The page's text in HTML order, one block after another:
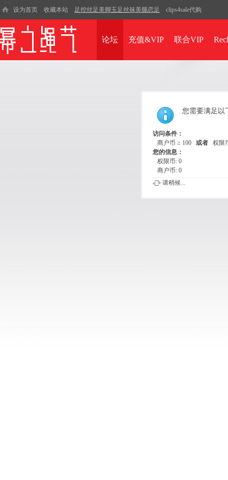
设为首页 收藏本站 足控丝足美脚玉足丝袜美腿恋足 clips4sale代购
论坛 充值&VIP 联合VIP
您需要满足以
访问条件：
商户币 ≥ 100 或者 权限
您的信息：
权限币: 0
商户币: 0
请稍候...